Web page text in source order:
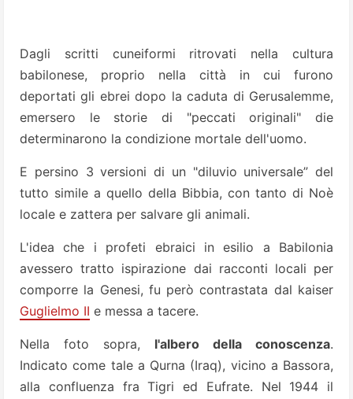
Dagli scritti cuneiformi ritrovati nella cultura
babilonese, proprio nella città in cui furono
deportati gli ebrei dopo la caduta di Gerusalemme,
emersero le storie di "peccati originali" die
determinarono la condizione mortale dell'uomo.
E persino 3 versioni di un "diluvio universale” del
tutto simile a quello della Bibbia, con tanto di Noè
locale e zattera per salvare gli animali.
L'idea che i profeti ebraici in esilio a Babilonia
avessero tratto ispirazione dai racconti locali per
comporre la Genesi, fu però contrastata dal kaiser
Guglielmo II e messa a tacere.
Nella foto sopra, l'albero della conoscenza.
Indicato come tale a Qurna (Iraq), vicino a Bassora,
alla confluenza fra Tigri ed Eufrate. Nel 1944 il